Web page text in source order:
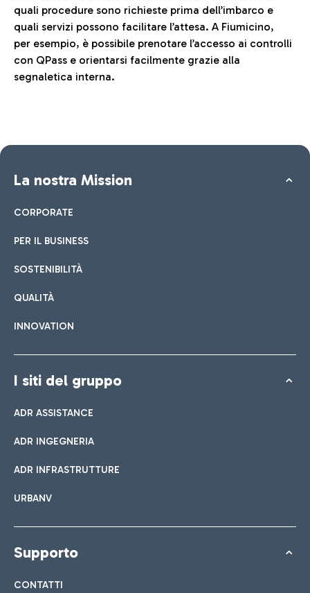
quali procedure sono richieste prima dell’imbarco e
quali servizi possono facilitare l’attesa. A Fiumicino,
per esempio, è possibile prenotare l’accesso ai controlli
con QPass e orientarsi facilmente grazie alla
segnaletica interna.
La nostra Mission
CORPORATE
PER IL BUSINESS
SOSTENIBILITÀ
QUALITÀ
INNOVATION
I siti del gruppo
ADR ASSISTANCE
ADR INGEGNERIA
ADR INFRASTRUTTURE
URBANV
Supporto
CONTATTI